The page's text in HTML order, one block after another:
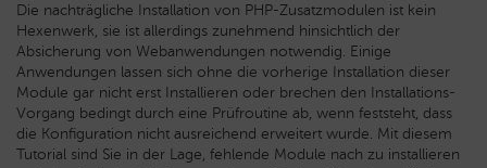
Die nachträgliche Installation von PHP-Zusatzmodulen ist kein
Hexenwerk, sie ist allerdings zunehmend hinsichtlich der
Absicherung von Webanwendungen notwendig. Einige
Anwendungen lassen sich ohne die vorherige Installation dieser
Module gar nicht erst Installieren oder brechen den Installations-
Vorgang bedingt durch eine Prüfroutine ab, wenn feststeht, dass
die Konfiguration nicht ausreichend erweitert wurde. Mit diesem
Tutorial sind Sie in der Lage, fehlende Module nach zu installieren